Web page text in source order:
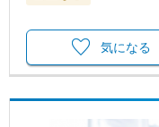
気になる